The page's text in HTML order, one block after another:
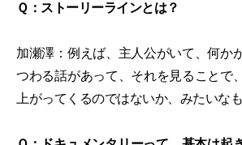
Ｑ：ストーリーラインとは？
加瀬澤：例えば、主人公がいて、何か
つわる話があって、それを見ることで
上がってくるのではないか、みたいなも